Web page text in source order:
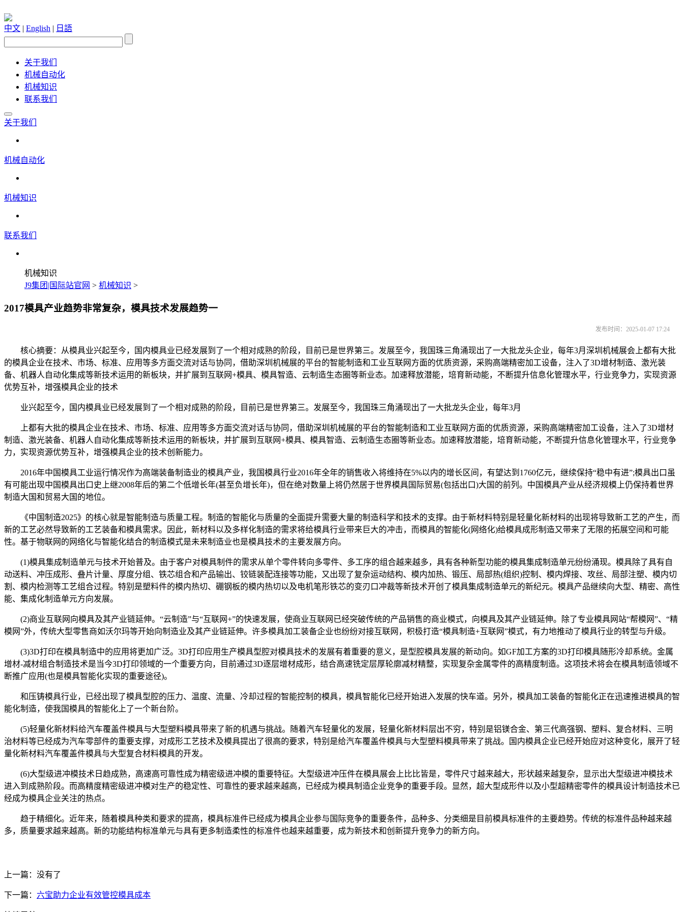
中文 | English | 日語
关于我们
机械自动化
机械知识
联系我们
关于我们
机械自动化
机械知识
联系我们
机械知识
J9集团|国际站官网 > 机械知识 >
2017模具产业趋势非常复杂，模具技术发展趋势一
发布时间：2025-01-07 17:24
核心摘要：从模具业兴起至今，国内模具业已经发展到了一个相对成熟的阶段，目前已是世界第三。发展至今，我国珠三角涌现出了一大批龙头企业，每年3月深圳机械展会上都有大批
的模具企业在技术、市场、标准、应用等多方面交流对话与协同，借助深圳机械展的平台的智能制造和工业互联网方面的优质资源，采购高端精密加工设备，注入了3D增材制造、激光装
备、机器人自动化集成等新技术运用的新板块，并扩展到互联网+模具、模具智造、云制造生态圈等新业态。加速释放潜能，培育新动能，不断提升信息化管理水平，行业竞争力，实现资源
优势互补，增强模具企业的技术
业兴起至今，国内模具业已经发展到了一个相对成熟的阶段，目前已是世界第三。发展至今，我国珠三角涌现出了一大批龙头企业，每年3月
上都有大批的模具企业在技术、市场、标准、应用等多方面交流对话与协同，借助深圳机械展的平台的智能制造和工业互联网方面的优质资源，采购高端精密加工设备，注入了3D增材
制造、激光装备、机器人自动化集成等新技术运用的新板块，并扩展到互联网+模具、模具智造、云制造生态圈等新业态。加速释放潜能，培育新动能，不断提升信息化管理水平，行业竞争
力，实现资源优势互补，增强模具企业的技术创新能力。
2016年中国模具工业运行情况作为高端装备制造业的模具产业，我国模具行业2016年全年的销售收入将维持在5%以内的增长区间，有望达到1760亿元，继续保持“稳中有进”;模具出口虽
有可能出现中国模具出口史上继2008年后的第二个低增长年(甚至负增长年)，但在绝对数量上将仍然居于世界模具国际贸易(包括出口)大国的前列。中国模具产业从经济规模上仍保持着世界
制造大国和贸易大国的地位。
《中国制造2025》的核心就是智能制造与质量工程。制造的智能化与质量的全面提升需要大量的制造科学和技术的支撑。由于新材料特别是轻量化新材料的出现将导致新工艺的产生，而
新的工艺必然导致新的工艺装备和模具需求。因此，新材料以及多样化制造的需求将给模具行业带来巨大的冲击，而模具的智能化(网络化)给模具成形制造又带来了无限的拓展空间和可能
性。基于物联网的网络化与智能化结合的制造模式是未来制造业也是模具技术的主要发展方向。
(1)模具集成制造单元与技术开始普及。由于客户对模具制件的需求从单个零件转向多零件、多工序的组合越来越多，具有各种新型功能的模具集成制造单元纷纷涌现。模具除了具有自
动送料、冲压成形、叠片计量、厚度分组、铁芯组合和产品输出、铰链装配连接等功能，又出现了复杂运动结构、模内加热、锻压、局部热(组织)控制、模内焊接、攻丝、局部注塑、模内切
割、模内检测等工艺组合过程。特别是塑料件的模内热切、硼钢板的模内热切以及电机笔形铁芯的变刃口冲裁等新技术开创了模具集成制造单元的新纪元。模具产品继续向大型、精密、高性
能、集成化制造单元方向发展。
(2)商业互联网向模具及其产业链延伸。“云制造”与“互联网+”的快速发展，使商业互联网已经突破传统的产品销售的商业模式，向模具及其产业链延伸。除了专业模具网站“帮模网”、“精
模网”外，传统大型零售商如沃尔玛等开始向制造业及其产业链延伸。许多模具加工装备企业也纷纷对接互联网，积极打造“模具制造+互联网”模式，有力地推动了模具行业的转型与升级。
(3)3D打印在模具制造中的应用将更加广泛。3D打印应用生产模具型腔对模具技术的发展有着重要的意义，是型腔模具发展的新动向。如GF加工方案的3D打印模具随形冷却系统。金属
增材-减材组合制造技术是当今3D打印领域的一个重要方向，目前通过3D逐层增材成形，结合高速铣定层厚轮廓减材精整，实现复杂金属零件的高精度制造。这项技术将会在模具制造领域不
断推广应用(也是模具智能化实现的重要途径)。
和压铸模具行业，已经出现了模具型腔的压力、温度、流量、冷却过程的智能控制的模具，模具智能化已经开始进入发展的快车道。另外，模具加工装备的智能化正在迅速推进模具的智
能化制造，使我国模具的智能化上了一个新台阶。
(5)轻量化新材料给汽车覆盖件模具与大型塑料模具带来了新的机遇与挑战。随着汽车轻量化的发展，轻量化新材料层出不穷，特别是铝镁合金、第三代高强钢、塑料、复合材料、三明
治材料等已经成为汽车零部件的重要支撑，对成形工艺技术及模具提出了很高的要求，特别是给汽车覆盖件模具与大型塑料模具带来了挑战。国内模具企业已经开始应对这种变化，展开了轻
量化新材料汽车覆盖件模具与大型复合材料模具的开发。
(6)大型级进冲模技术日趋成熟，高速高可靠性成为精密级进冲模的重要特征。大型级进冲压件在模具展会上比比皆是，零件尺寸越来越大，形状越来越复杂，显示出大型级进冲模技术
进入到成熟阶段。而高精度精密级进冲模对生产的稳定性、可靠性的要求越来越高，已经成为模具制造企业竞争的重要手段。显然，超大型成形件以及小型超精密零件的模具设计制造技术已
经成为模具企业关注的热点。
趋于精细化。近年来，随着模具种类和要求的提高，模具标准件已经成为模具企业参与国际竞争的重要条件，品种多、分类细是目前模具标准件的主要趋势。传统的标准件品种越来越
多，质量要求越来越高。新的功能结构标准单元与具有更多制造柔性的标准件也越来越重要，成为新技术和创新提升竞争力的新方向。
上一篇：没有了
下一篇： 六宝助力企业有效管控模具成本